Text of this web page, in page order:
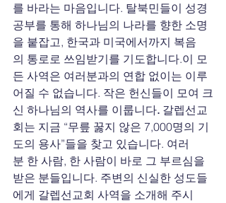
를 바라는 마음입니다. 탈북민들이 성경
공부를 통해 하나님의 나라를 향한 소명
을 붙잡고, 한국과 미국에서까지 복음
의 통로로 쓰임받기를 기도합니다.이 모
든 사역은 여러분과의 연합 없이는 이루
어질 수 없습니다. 작은 헌신들이 모여 크
신 하나님의 역사를 이룹니다. 갈렙선교
회는 지금 “무릎 꿇지 않은 7,000명의 기
도의 용사”들을 찾고 있습니다. 여러
분 한 사람, 한 사람이 바로 그 부르심을
받은 분들입니다. 주변의 신실한 성도들
에게 갈렙선교회 사역을 소개해 주시